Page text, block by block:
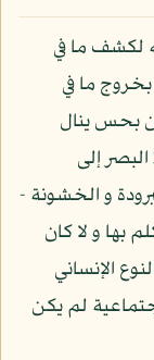
لكشف ما في
ما في
بحس ينال
إلى
و الخشونة -
بها و لا كان
الإنساني
لم يكن